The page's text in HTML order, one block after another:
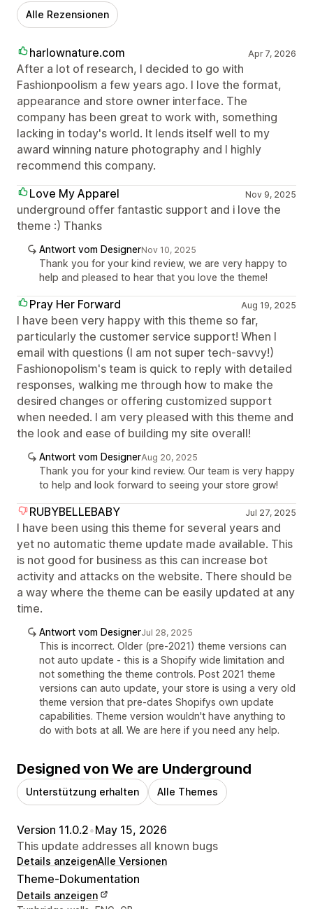
Alle Rezensionen
harlownature.com Apr 7, 2026
After a lot of research, I decided to go with
Fashionpoolism a few years ago. I love the format,
appearance and store owner interface. The
company has been great to work with, something
lacking in today's world. It lends itself well to my
award winning nature photography and I highly
recommend this company.
Love My Apparel
Nov 9, 2025
underground offer fantastic support and i love the
theme :) Thanks
Antwort vom DesignerNov 10, 2025
Thank you for your kind review, we are very happy to
help and pleased to hear that you love the theme!
Pray Her Forward Aug 19, 2025
I have been very happy with this theme so far,
particularly the customer service support! When I
email with questions (I am not super tech-savvy!)
Fashionopolism's team is quick to reply with detailed
responses, walking me through how to make the
desired changes or offering customized support
when needed. I am very pleased with this theme and
the look and ease of building my site overall!
Antwort vom DesignerAug 20, 2025
Thank you for your kind review. Our team is very happy
to help and look forward to seeing your store grow!
RUBYBELLEBABY Jul 27, 2025
I have been using this theme for several years and
yet no automatic theme update made available. This
is not good for business as this can increase bot
activity and attacks on the website. There should be
a way where the theme can be easily updated at any
time.
Antwort vom DesignerJul 28, 2025
This is incorrect. Older (pre-2021) theme versions can
not auto update - this is a Shopify wide limitation and
not something the theme controls. Post 2021 theme
versions can auto update, your store is using a very old
theme version that pre-dates Shopifys own update
capabilities. Theme version wouldn't have anything to
do with bots at all. We are here if you need any help.
Designed von We are Underground
Unterstützung erhalten Alle Themes
Version 11.0.2•May 15, 2026
This update addresses all known bugs
Details anzeigenAlle Versionen
Theme-Dokumentation
Details anzeigen